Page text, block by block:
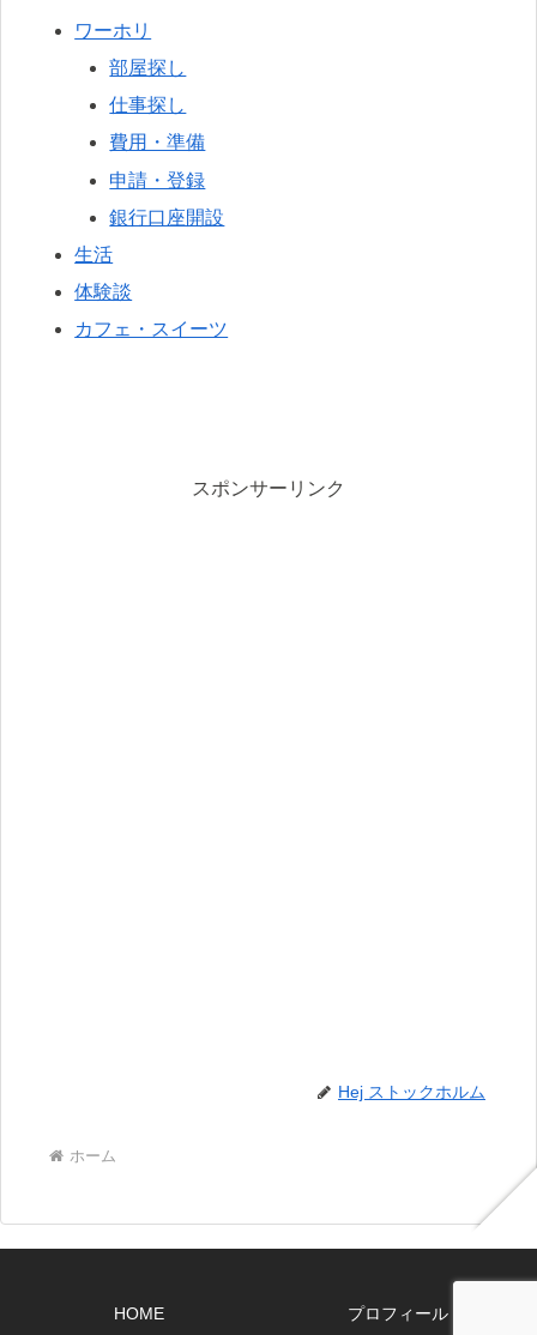
ワーホリ
部屋探し
仕事探し
費用・準備
申請・登録
銀行口座開設
生活
体験談
カフェ・スイーツ
スポンサーリンク
Hej ストックホルム
ホーム
HOME プロフィール